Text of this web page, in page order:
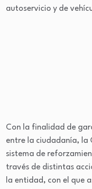
autoservicio y de
Con la finalidad de
entre la ciudadanía, la
sistema de
través de distintas
la entidad, con el que